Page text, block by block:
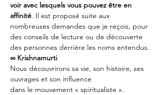
voir avec lesquels vous pouvez être en
affinité. Il est proposé suite aux
nombreuses demandes que je reçois, pour
des conseils de lecture ou de découverte
des personnes derrière les noms entendus.
∞ Krishnamurti
Nous découvrirons sa vie, son histoire, ses
ouvrages et son influence
dans le mouvement « spiritualiste ».